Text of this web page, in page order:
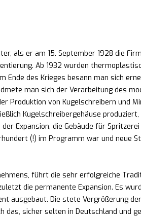
als er am 15. September 1928 die
Ab 1932 wurden
Ende des Krieges besann man sich
man sich der Verarbeitung des
Produktion von Kugelschreibern und
Kugelschreibergehäuse
Expansion, die Gebäude für
(!) im Programm war und neue
führt die sehr erfolgreiche
die permanente Expansion. Es
ausgebaut. Die stete Vergrößerung
das, sicher selten in Deutschland und